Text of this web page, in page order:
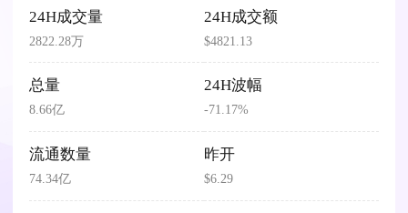
24H成交量
2822.28万
24H成交额
$4821.13
总量
8.66亿
24H波幅
-71.17%
流通数量
74.34亿
昨开
$6.29